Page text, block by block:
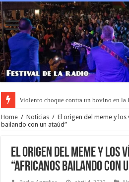
Violento choque contra un bovino en la
Home / Noticias / El origen del meme y
bailando con un ataúd”
El origen del meme y los
“africanos bailando con